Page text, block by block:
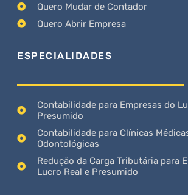
Quero Mudar de Contador
Quero Abrir Empresa
ESPECIALIDADES
Contabilidade para Empresas do
Presumido
Contabilidade para Clínicas
Odontológicas
Redução da Carga Tributária para
Lucro Real e Presumido